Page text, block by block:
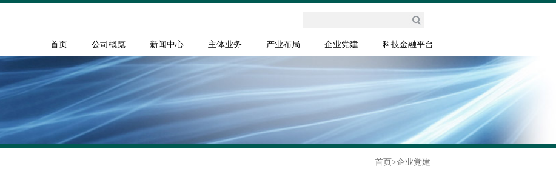
首页 公司概览 新闻中心 主体业务 产业布局 企业党建 科技金融平台
首页 >企业党建